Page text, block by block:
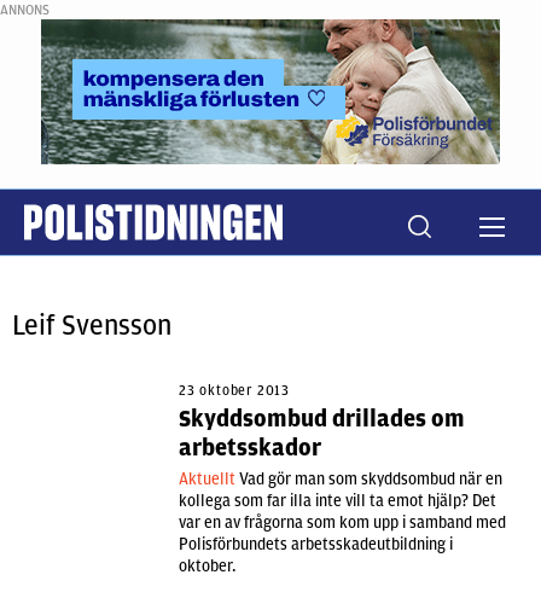
ANNONS
Leif Svensson
23 oktober 2013
Skyddsombud drillades om
arbetsskador
Aktuellt Vad gör man som skyddsombud när en
kollega som far illa inte vill ta emot hjälp? Det
var en av frågorna som kom upp i samband med
Polisförbundets arbetsskadeutbildning i
oktober.